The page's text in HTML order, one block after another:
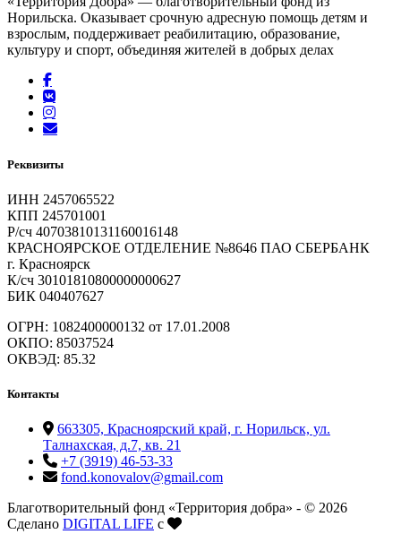
Норильска. Оказывает срочную адресную помощь детям и
взрослым, поддерживает реабилитацию, образование,
культуру и спорт, объединяя жителей в добрых делах
Реквизиты
ИНН 2457065522
КПП 245701001
Р/сч 40703810131160016148
КРАСНОЯРСКОЕ ОТДЕЛЕНИЕ №8646 ПАО СБЕРБАНК
г. Красноярск
К/сч 30101810800000000627
БИК 040407627
ОГРН: 1082400000132 от 17.01.2008
ОКПО: 85037524
ОКВЭД: 85.32
Контакты
663305, Красноярский край, г. Норильск, ул.
Талнахская, д.7, кв. 21
+7 (3919) 46-53-33
fond.konovalov@gmail.com
Благотворительный фонд «Территория добра» - © 2026
Сделано DIGITAL LIFE с